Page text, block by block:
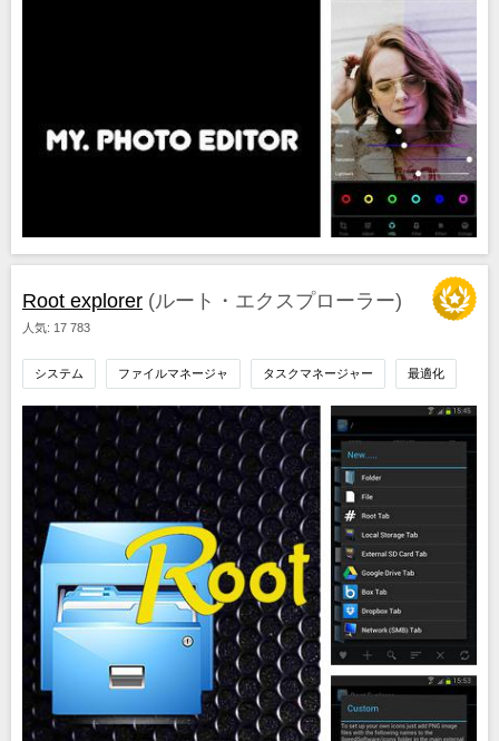
Root explorer (ルート・エクスプローラー)
人気: 17 783
システム ファイルマネージャ タスクマネージャー 最適化